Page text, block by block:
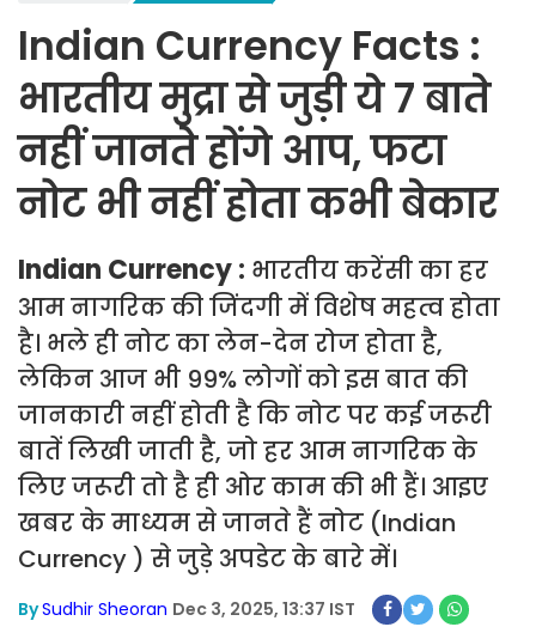
Indian Currency Facts :
भारतीय मुद्रा से जुड़ी ये 7 बाते
नहीं जानते होंगे आप, फटा
नोट भी नहीं होता कभी बेकार
Indian Currency : भारतीय करेंसी का हर
आम नागरिक की जिंदगी में विशेष महत्व होता
है। भले ही नोट का लेन-देन रोज होता है,
लेकिन आज भी 99% लोगों को इस बात की
जानकारी नहीं होती है कि नोट पर कई जरूरी
बातें लिखी जाती है, जो हर आम नागरिक के
लिए जरूरी तो है ही ओर काम की भी हैं। आइए
खबर के माध्यम से जानते हैं नोट (Indian
Currency ) से जुड़े अपडेट के बारे में।
BySudhir Sheoran Dec 3, 2025, 13:37 IST